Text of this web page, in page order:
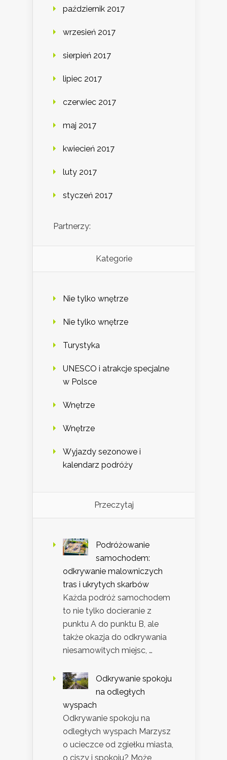
październik 2017
wrzesień 2017
sierpień 2017
lipiec 2017
czerwiec 2017
maj 2017
kwiecień 2017
luty 2017
styczeń 2017
Partnerzy:
Kategorie
Nie tylko wnętrze
Nie tylko wnętrze
Turystyka
UNESCO i atrakcje specjalne
w Polsce
Wnętrze
Wnętrze
Wyjazdy sezonowe i
kalendarz podróży
Przeczytaj
Podróżowanie
samochodem:
odkrywanie malowniczych
tras i ukrytych skarbów
Każda podróż samochodem
to nie tylko docieranie z
punktu A do punktu B, ale
także okazja do odkrywania
niesamowitych miejsc, …
Odkrywanie spokoju
na odległych
wyspach
Odkrywanie spokoju na
odległych wyspach Marzysz
o ucieczce od zgiełku miasta,
o ciszy i spokoju? Może